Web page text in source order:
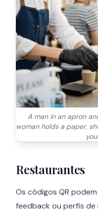
A man in an apron
woman holds a paper,
Restaurantes
Os códigos QR
feedback ou perfis de